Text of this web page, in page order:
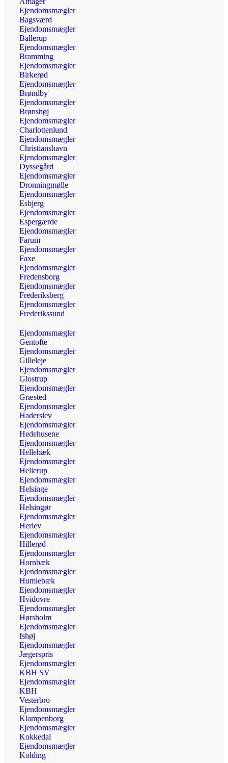
Ejendomsmægler
Bagsværd
Ejendomsmægler
Ballerup
Ejendomsmægler
Bramming
Ejendomsmægler
Birkerød
Ejendomsmægler
Brøndby
Ejendomsmægler
Brønshøj
Ejendomsmægler
Charlottenlund
Ejendomsmægler
Christianshavn
Ejendomsmægler
Dyssegård
Ejendomsmægler
Dronningmølle
Ejendomsmægler
Esbjerg
Ejendomsmægler
Espergærde
Ejendomsmægler
Farum
Ejendomsmægler
Faxe
Ejendomsmægler
Fredensborg
Ejendomsmægler
Frederiksberg
Ejendomsmægler
Frederikssund
Ejendomsmægler
Gentofte
Ejendomsmægler
Gilleleje
Ejendomsmægler
Glostrup
Ejendomsmægler
Græsted
Ejendomsmægler
Haderslev
Ejendomsmægler
Hedehusene
Ejendomsmægler
Hellebæk
Ejendomsmægler
Hellerup
Ejendomsmægler
Helsinge
Ejendomsmægler
Helsingør
Ejendomsmægler
Herlev
Ejendomsmægler
Hillerød
Ejendomsmægler
Hornbæk
Ejendomsmægler
Humlebæk
Ejendomsmægler
Hvidovre
Ejendomsmægler
Hørsholm
Ejendomsmægler
Ishøj
Ejendomsmægler
Jægerspris
Ejendomsmægler
KBH SV
Ejendomsmægler
KBH
Vesterbro
Ejendomsmægler
Klampenborg
Ejendomsmægler
Kokkedal
Ejendomsmægler
Kolding